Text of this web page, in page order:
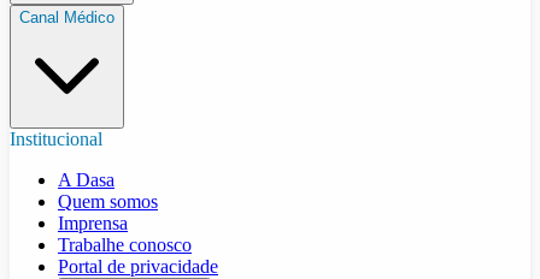
Canal Médico
Institucional
A Dasa
Quem somos
Imprensa
Trabalhe conosco
Portal de privacidade